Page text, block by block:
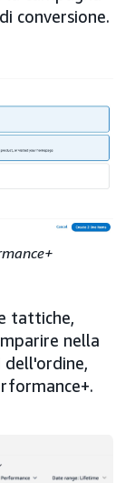
conversione.
tattiche,
nella